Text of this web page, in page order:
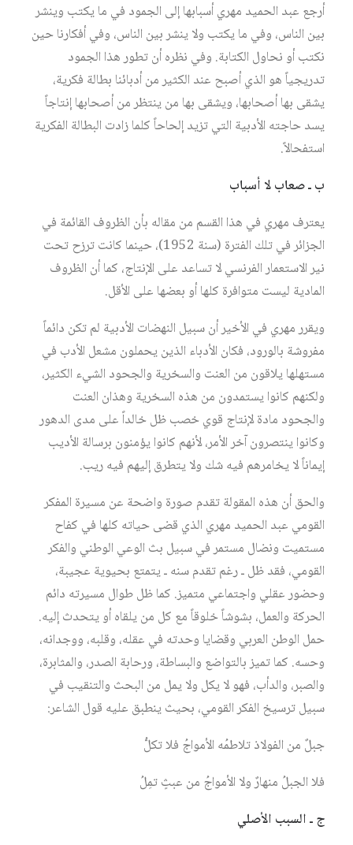
أرجع عبد الحميد مهري أسبابها إلى الجمود في ما يكتب وينشر
بين الناس، وفي ما يكتب ولا ينشر بين الناس، وفي أفكارنا حين
نكتب أو نحاول الكتابة. وفي نظره أن تطور هذا الجمود
تدريجياً هو الذي أصبح عند الكثير من أدبائنا بطالة فكرية،
يشقى بها أصحابها، ويشقى بها من ينتظر من أصحابها إنتاجاً
يسد حاجته الأدبية التي تزيد إلحاحاً كلما زادت البطالة الفكرية
استفحالاً.
ب ـ صعاب لا أسباب
يعترف مهري في هذا القسم من مقاله بأن الظروف القائمة في
الجزائر في تلك الفترة (سنة 1952)، حينما كانت ترزح تحت
نير الاستعمار الفرنسي لا تساعد على الإنتاج، كما أن الظروف
المادية ليست متوافرة كلها أو بعضها على الأقل.
ويقرر مهري في الأخير أن سبيل النهضات الأدبية لم تكن دائماً
مفروشة بالورود، فكان الأدباء الذين يحملون مشعل الأدب في
مستهلها يلاقون من العنت والسخرية والجحود الشيء الكثير،
ولكنهم كانوا يستمدون من هذه السخرية وهذان العنت
والجحود مادة لإنتاج قوي خصب ظل خالداً على مدى الدهور
وكانوا ينتصرون آخر الأمر، لأنهم كانوا يؤمنون برسالة الأديب
إيماناً لا يخامرهم فيه شك ولا يتطرق إليهم فيه ريب.
والحق أن هذه المقولة تقدم صورة واضحة عن مسيرة المفكر
القومي عبد الحميد مهري الذي قضى حياته كلها في كفاح
مستميت ونضال مستمر في سبيل بث الوعي الوطني والفكر
القومي، فقد ظل ـ رغم تقدم سنه ـ يتمتع بحيوية عجيبة،
وحضور عقلي واجتماعي متميز. كما ظل طوال مسيرته دائم
الحركة والعمل، بشوشاً خلوقاً مع كل من يلقاه أو يتحدث إليه.
حمل الوطن العربي وقضايا وحدته في عقله، وقلبه، ووجدانه،
وحسه. كما تميز بالتواضع والبساطة، ورحابة الصدر، والمثابرة،
والصبر، والدأب، فهو لا يكل ولا يمل من البحث والتنقيب في
سبيل ترسيخ الفكر القومي، بحيث ينطبق عليه قول الشاعر:
جبلٌ من الفولاذ تلاطمُه الأمواجُ فلا تكلُّ
فلا الجبلُ منهارٌ ولا الأمواجُ من عبثٍ تمِلُ
ج ـ السبب الأصلي